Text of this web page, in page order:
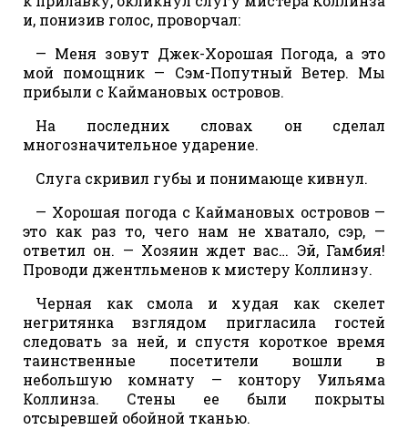
и, понизив голос, проворчал:
— Меня зовут Джек-Хорошая Погода, а это
мой помощник — Сэм-Попутный Ветер. Мы
прибыли с Каймановых островов.
На последних словах он сделал
многозначительное ударение.
Слуга скривил губы и понимающе кивнул.
— Хорошая погода с Каймановых островов —
это как раз то, чего нам не хватало, сэр, —
ответил он. — Хозяин ждет вас… Эй, Гамбия!
Проводи джентльменов к мистеру Коллинзу.
Черная как смола и худая как скелет
негритянка взглядом пригласила гостей
следовать за ней, и спустя короткое время
таинственные посетители вошли в
небольшую комнату — контору Уильяма
Коллинза. Стены ее были покрыты
отсыревшей обойной тканью.